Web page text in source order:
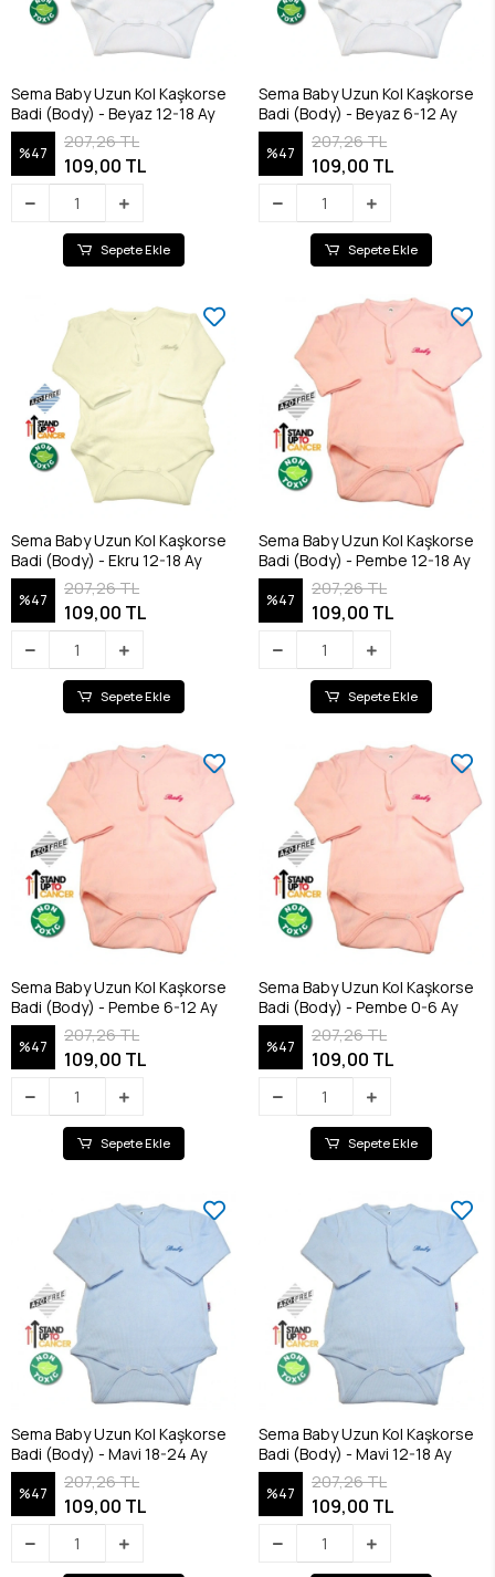
Sema Baby Uzun Kol Kaşkorse
Badi (Body) - Beyaz 12-18 Ay
%47
207,26 TL
109,00 TL
Sepete Ekle
Sema Baby Uzun Kol Kaşkorse
Badi (Body) - Beyaz 6-12 Ay
%47
207,26 TL
109,00 TL
Sepete Ekle
Sema Baby Uzun Kol Kaşkorse
Badi (Body) - Ekru 12-18 Ay
%47
207,26 TL
109,00 TL
Sepete Ekle
Sema Baby Uzun Kol Kaşkorse
Badi (Body) - Pembe 12-18 Ay
%47
207,26 TL
109,00 TL
Sepete Ekle
Sema Baby Uzun Kol Kaşkorse
Badi (Body) - Pembe 6-12 Ay
%47
207,26 TL
109,00 TL
Sepete Ekle
Sema Baby Uzun Kol Kaşkorse
Badi (Body) - Pembe 0-6 Ay
%47
207,26 TL
109,00 TL
Sepete Ekle
Sema Baby Uzun Kol Kaşkorse
Badi (Body) - Mavi 18-24 Ay
%47
207,26 TL
109,00 TL
Sema Baby Uzun Kol Kaşkorse
Badi (Body) - Mavi 12-18 Ay
%47
207,26 TL
109,00 TL